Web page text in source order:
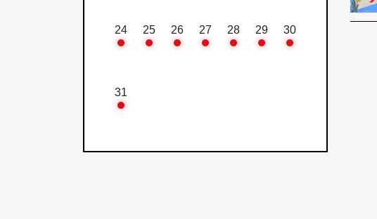
24 25 26 27 28 29 30
31